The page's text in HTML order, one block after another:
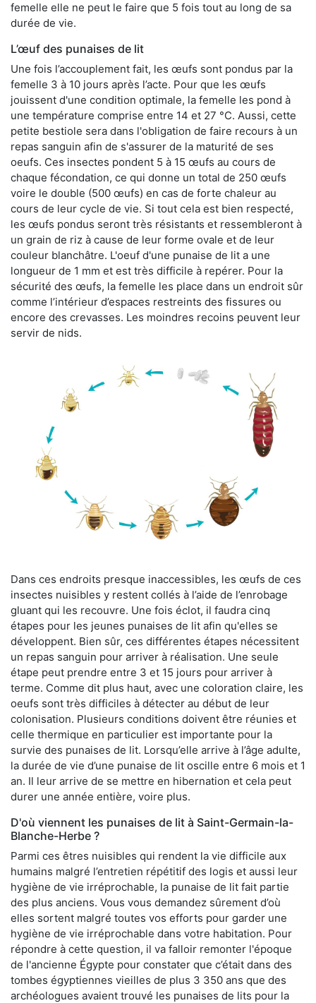
femelle elle ne peut le faire que 5 fois tout au long de sa
durée de vie.
L’œuf des punaises de lit
Une fois l’accouplement fait, les œufs sont pondus par la
femelle 3 à 10 jours après l’acte. Pour que les œufs
jouissent d'une condition optimale, la femelle les pond à
une température comprise entre 14 et 27 °C. Aussi, cette
petite bestiole sera dans l'obligation de faire recours à un
repas sanguin afin de s'assurer de la maturité de ses
oeufs. Ces insectes pondent 5 à 15 œufs au cours de
chaque fécondation, ce qui donne un total de 250 œufs
voire le double (500 œufs) en cas de forte chaleur au
cours de leur cycle de vie. Si tout cela est bien respecté,
les œufs pondus seront très résistants et ressembleront à
un grain de riz à cause de leur forme ovale et de leur
couleur blanchâtre. L'oeuf d'une punaise de lit a une
longueur de 1 mm et est très difficile à repérer. Pour la
sécurité des œufs, la femelle les place dans un endroit sûr
comme l’intérieur d’espaces restreints des fissures ou
encore des crevasses. Les moindres recoins peuvent leur
servir de nids.
Dans ces endroits presque inaccessibles, les œufs de ces
insectes nuisibles y restent collés à l’aide de l’enrobage
gluant qui les recouvre. Une fois éclot, il faudra cinq
étapes pour les jeunes punaises de lit afin qu'elles se
développent. Bien sûr, ces différentes étapes nécessitent
un repas sanguin pour arriver à réalisation. Une seule
étape peut prendre entre 3 et 15 jours pour arriver à
terme. Comme dit plus haut, avec une coloration claire, les
oeufs sont très difficiles à détecter au début de leur
colonisation. Plusieurs conditions doivent être réunies et
celle thermique en particulier est importante pour la
survie des punaises de lit. Lorsqu’elle arrive à l’âge adulte,
la durée de vie d’une punaise de lit oscille entre 6 mois et 1
an. Il leur arrive de se mettre en hibernation et cela peut
durer une année entière, voire plus.
D'où viennent les punaises de lit à Saint-Germain-la-
Blanche-Herbe ?
Parmi ces êtres nuisibles qui rendent la vie difficile aux
humains malgré l’entretien répétitif des logis et aussi leur
hygiène de vie irréprochable, la punaise de lit fait partie
des plus anciens. Vous vous demandez sûrement d’où
elles sortent malgré toutes vos efforts pour garder une
hygiène de vie irréprochable dans votre habitation. Pour
répondre à cette question, il va falloir remonter l'époque
de l'ancienne Égypte pour constater que c’était dans des
tombes égyptiennes vieilles de plus 3 350 ans que des
archéologues avaient trouvé les punaises de lits pour la